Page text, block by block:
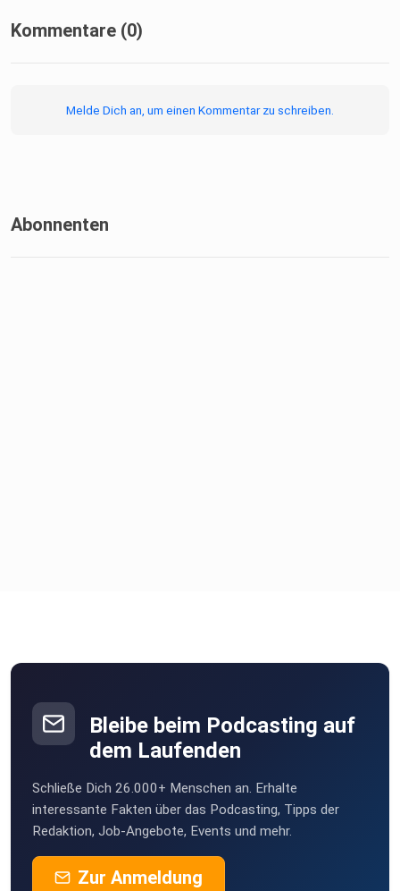
Kommentare (0)
Melde Dich an, um einen Kommentar zu schreiben.
Abonnenten
Bleibe beim Podcasting auf
dem Laufenden
Schließe Dich 26.000+ Menschen an. Erhalte
interessante Fakten über das Podcasting, Tipps der
Redaktion, Job-Angebote, Events und mehr.
Zur Anmeldung